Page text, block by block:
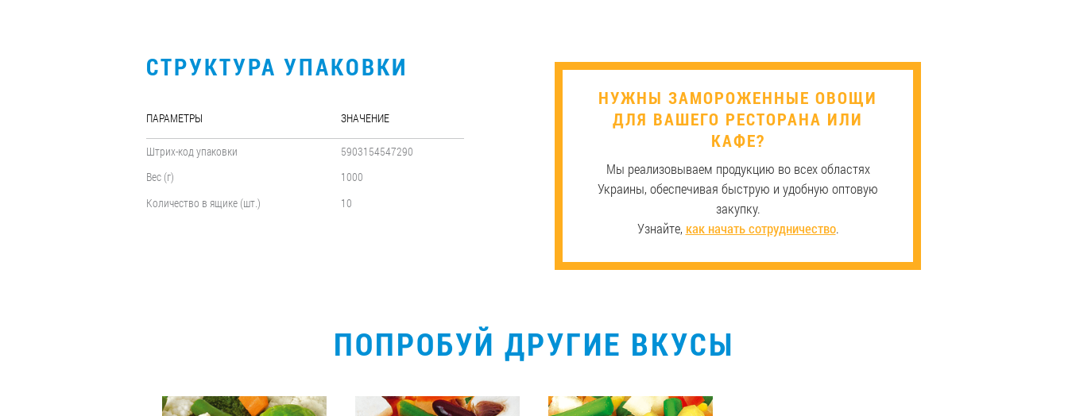
СТРУКТУРА УПАКОВКИ
ПАРАМЕТРЫ ЗНАЧЕНИЕ
Штрих-код упаковки
5903154547290
Вес (г)
1000
Количество в ящике (шт.)
10
​НУЖНЫ ЗАМОРОЖЕННЫЕ ОВОЩИ
ДЛЯ ВАШЕГО РЕСТОРАНА ИЛИ
КАФЕ?
Мы реализовываем продукцию во всех областях
Украины, обеспечивая быструю и удобную оптовую
закупку.
Узнайте, как начать сотрудничество.
ПОПРОБУЙ ДРУГИЕ ВКУСЫ